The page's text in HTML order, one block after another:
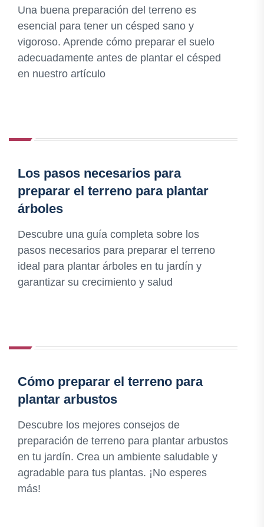
Una buena preparación del terreno es
esencial para tener un césped sano y
vigoroso. Aprende cómo preparar el suelo
adecuadamente antes de plantar el césped
en nuestro artículo
Los pasos necesarios para
preparar el terreno para plantar
árboles
Descubre una guía completa sobre los
pasos necesarios para preparar el terreno
ideal para plantar árboles en tu jardín y
garantizar su crecimiento y salud
Cómo preparar el terreno para
plantar arbustos
Descubre los mejores consejos de
preparación de terreno para plantar arbustos
en tu jardín. Crea un ambiente saludable y
agradable para tus plantas. ¡No esperes
más!